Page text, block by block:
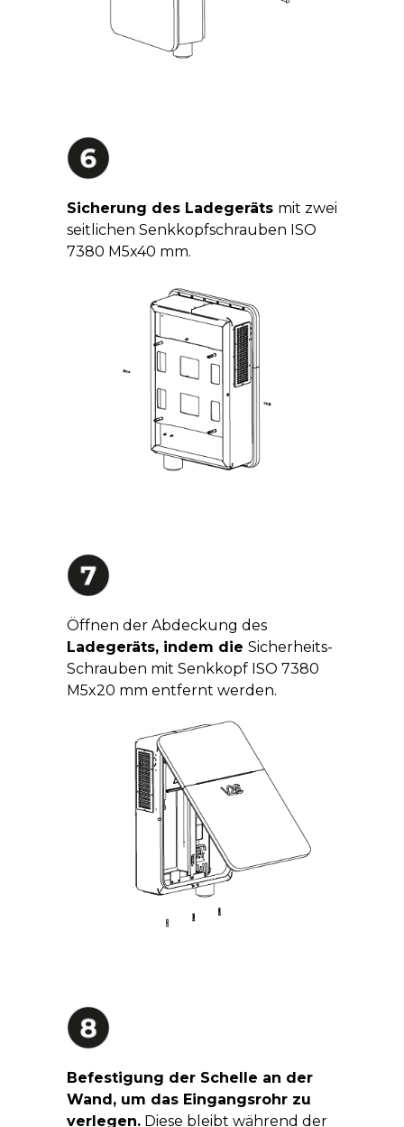
Sicherung des Ladegeräts mit zwei
seitlichen Senkkopfschrauben ISO
7380 M5x40 mm.
Öffnen der Abdeckung des
Ladegeräts, indem die Sicherheits-
Schrauben mit Senkkopf ISO 7380
M5x20 mm entfernt werden.
Befestigung der Schelle an der
Wand, um das Eingangsrohr zu
verlegen. Diese bleibt während der